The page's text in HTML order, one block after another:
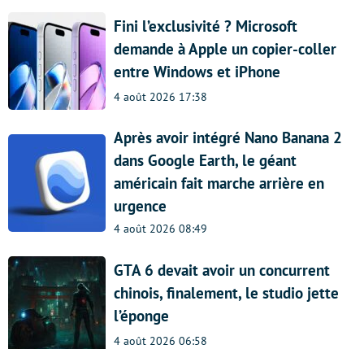
Fini l’exclusivité ? Microsoft
demande à Apple un copier-coller
entre Windows et iPhone
4 août 2026 17:38
Après avoir intégré Nano Banana 2
dans Google Earth, le géant
américain fait marche arrière en
urgence
4 août 2026 08:49
GTA 6 devait avoir un concurrent
chinois, finalement, le studio jette
l’éponge
4 août 2026 06:58